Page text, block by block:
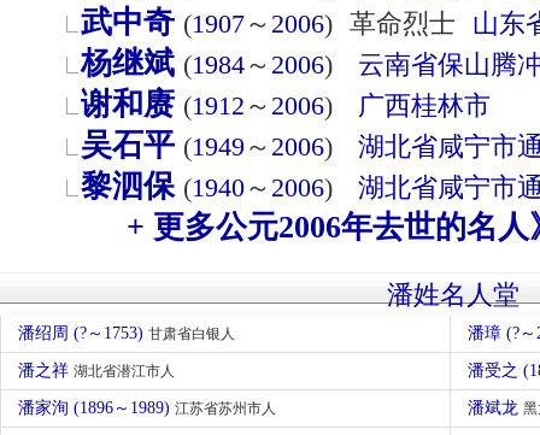
武中奇 (1907～ 2006) 革命烈士 山东
杨继斌 (1984～ 2006) 云南省保山腾
谢和赓 (1912 ～ 2006) 广西桂林市
吴石平 (1949 ～ 2006) 湖北省咸宁市
黎泗保 (1940～ 2006) 湖北省咸宁市
+ 更多公元2006年去世的名人
潘姓名人堂
潘绍周 (?～1753) 甘肃省白银人 潘璋 (?
潘之祥 湖北省潜江市人 潘受之
潘家洵 (1896～1989) 江苏省苏州市人 潘斌龙